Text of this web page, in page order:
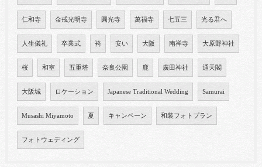
仁和寺 金戒光明寺 圓光寺 萬福寺 七五三 光る君へ
人生儀礼 卒業式 袴 安い 大阪 南禅寺 大原野神社
桜 和室 五重塔 奈良公園 鹿 廣田神社 通天閣
大阪城 ロケーション Japanese Traditional Wedding Samurai
Musashi Miyamoto 夏 キャンペーン 和装フォトプラン
フォトウェディング